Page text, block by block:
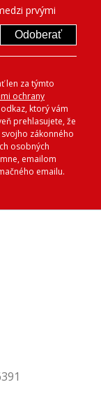
prvými
Odoberať
len za týmto
ochrany
ktorý vám
prehlasujete, že
zákonného
osobných
emailom
emailu.